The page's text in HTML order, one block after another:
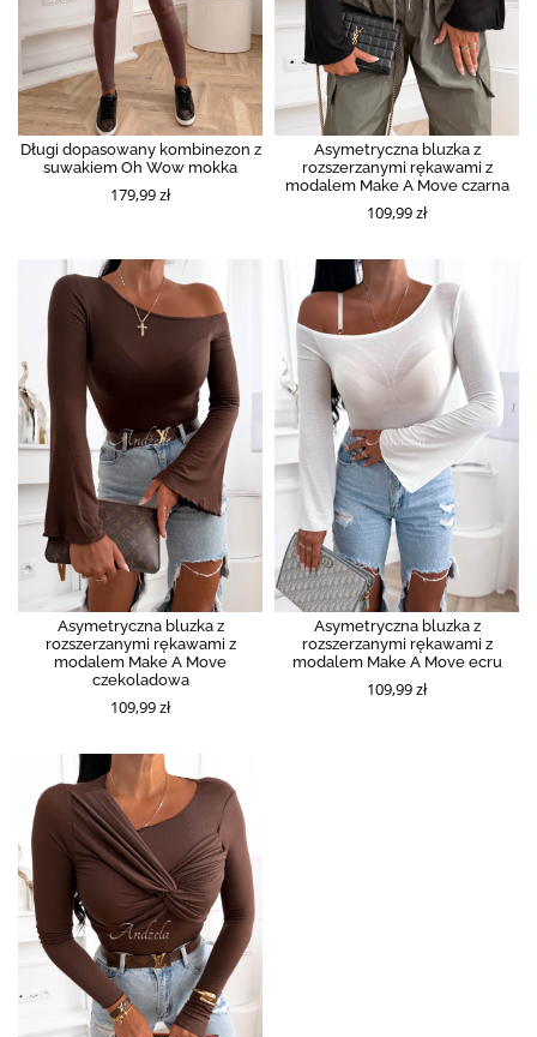
Długi dopasowany kombinezon z
suwakiem Oh Wow mokka
179,99 zł
Asymetryczna bluzka z
rozszerzanymi rękawami z
modalem Make A Move czarna
109,99 zł
Asymetryczna bluzka z
rozszerzanymi rękawami z
modalem Make A Move
czekoladowa
109,99 zł
Asymetryczna bluzka z
rozszerzanymi rękawami z
modalem Make A Move ecru
109,99 zł